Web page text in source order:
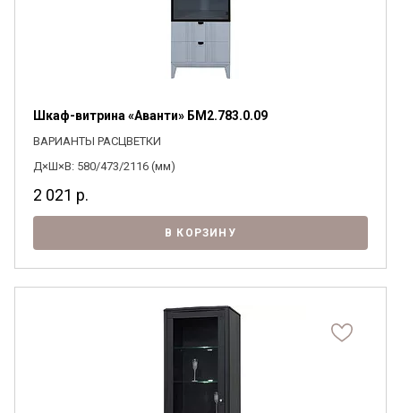
Шкаф-витрина «Аванти» БМ2.783.0.09
ВАРИАНТЫ РАСЦВЕТКИ
Д×Ш×В: 580/473/2116 (мм)
2 021 р.
В КОРЗИНУ